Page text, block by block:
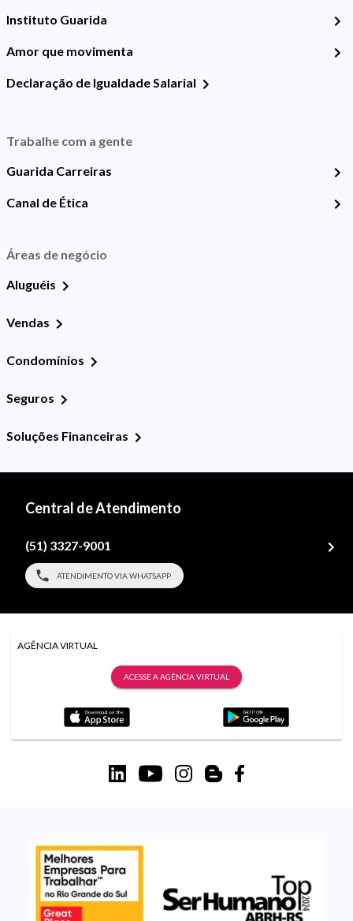
Instituto Guarida
Amor que movimenta
Declaração de Igualdade Salarial
Trabalhe com a gente
Guarida Carreiras
Canal de Ética
Áreas de negócio
Aluguéis
Vendas
Condomínios
Seguros
Soluções Financeiras
Central de Atendimento
(51) 3327-9001
ATENDIMENTO VIA WHATSAPP
AGÊNCIA VIRTUAL
ACESSE A AGÊNCIA VIRTUAL